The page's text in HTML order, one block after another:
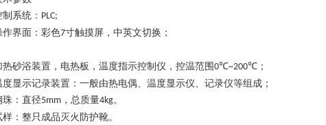
制系统： PLC;
作界面：彩色7寸触摸屏，中英文切换；
热砂浴装置，电热板，温度指示控制仪，控温范围 0℃~200℃ ；
度显示记录装置：一般由热电偶、温度显示仪、记录仪等组成；
珠：直径5mm ，总质量4kg。
样 ： 整只成品灭火防护靴。